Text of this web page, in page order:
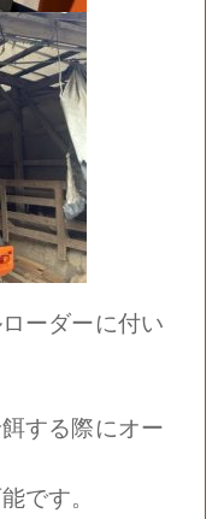
ーダーに付い
する際にオー
です。